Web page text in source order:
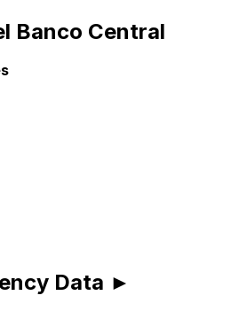
Banco Central
Data ►